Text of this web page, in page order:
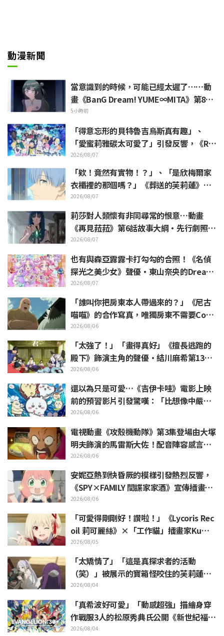
動漫新聞
當意識到的時候，可能已經太遲了……動
畫《BanG Dream! YUME∞MITA》第8集
故事大綱與劇照公開
5小時前
「得意忘形的貝特魯吉烏斯真有趣」、
「愛蜜莉雅碳太可愛了」引發反響，《Re:
Zero》動畫10周年紀念活動視覺圖解禁
2026/08/07
「欸！竟然有實物！？」、「是欣梅爾家
衣櫃裡的那個嗎？」《葬送的芙莉蓮》第1
集登場的「暗黑龍的角」公開引發粉絲驚
愕
2026/08/07
莉莎對人類懷有非同尋常的恨意…動畫
《再見菈菈》第6話故事大綱・先行劇照公
開
2026/08/07
也有與森亞露露卡打勾勾的合照！《名偵
探光之美少女》聲優・東山奈央的Dream
Stage觀覧報告引發「是奥祕·暗影天使
啊」的反響
2026/08/07
「誰叫你把房東本人帶過來的？」《尼古
喵喵》的合作寫真，唯獨房東不需要Cosp
lay引發熱議
2026/08/06
「太強了！」「畫得真好」《擅長逃跑的
殿下》飾演主角的聲優·結川麻希第13集
ED插畫獲高度讚賞
2026/08/06
還以為只是可愛…《吉伊卡哇》電影上映
前的預習影片引發驚嘆：「比想像中嚴
苛」「講的簡直全都是勞動的事」反差感
驚呆網友
2026/08/06
電視動畫《攻殼機動隊》第3集登場由大塚
明夫飾演的馬雷斯大佐！配音陣容感言＆
結尾插畫公開
2026/08/06
安妮亞熱到快昏厥的模樣引發熱烈反響，
《SPY×FAMILY 間諜家家酒》宣傳插畫
「安妮亞、融化掉了」
2026/08/06
「可愛得剛剛好！讚啦！」《Lycoris Rec
oil 莉可麗絲》×「工作貓」插畫家Kuma
mine合作消息公開 引發「讚啦！」熱烈
迴響
2026/08/05
「太矯情了」「這是真探求者的活動
（笑）」被展示的寶箱怪咬住的芙莉蓮玩
偶引來大量吐槽《葬送的芙莉蓮》
2026/08/04
「真希波好可愛」「動感超強」描繪身穿
作戰服3人的松原秀典氏公開《新世紀福音
戰士》美麗手繪插圖引發反響
2026/08/04